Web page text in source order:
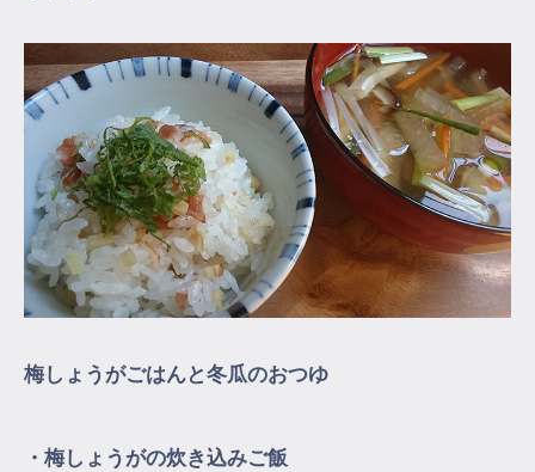
梅しょうがごはんと冬瓜のおつゆ
・梅しょうがの炊き込みご飯